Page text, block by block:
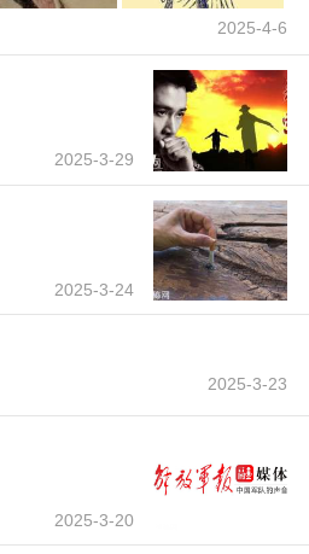
2025-4-6
2025-3-29
2025-3-24
2025-3-23
2025-3-20